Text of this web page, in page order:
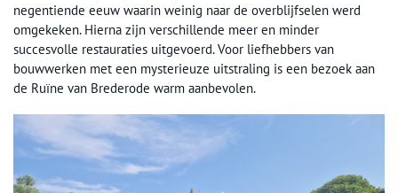
negentiende eeuw waarin weinig naar de overblijfselen werd
omgekeken. Hierna zijn verschillende meer en minder
succesvolle restauraties uitgevoerd. Voor liefhebbers van
bouwwerken met een mysterieuze uitstraling is een bezoek aan
de Ruïne van Brederode warm aanbevolen.